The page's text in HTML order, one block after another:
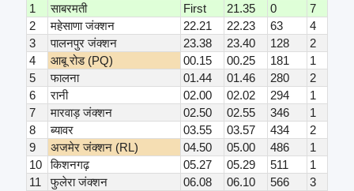
1
साबरमती First 21.35 0
7
2
महेसाणा जंक्शन 22.21 22.23 63
4
3
पालनपुर जंक्शन 23.38 23.40 128
2
4
आबू रोड (PQ) 00.15 00.25 181
1
5
फालना 01.44 01.46 280
2
6
रानी 02.00 02.02 294
1
7
मारवाड़ जंक्शन 02.50 02.55 346
1
8
ब्यावर 03.55 03.57 434
2
9
अजमेर जंक्शन (RL) 04.50 05.00 486
1
10
किशनगढ़ 05.27 05.29 511
1
11
फुलेरा जंक्शन 06.08 06.10 566
3